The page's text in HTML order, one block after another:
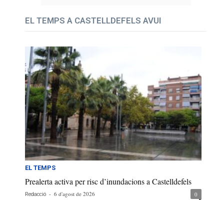
EL TEMPS A CASTELLDEFELS AVUI
EL TEMPS
Prealerta activa per risc d’inundacions a Castelldefels
Redacció - 6 d'agost de 2026 0